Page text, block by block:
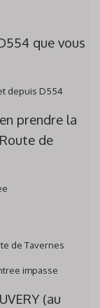
que vous
prendre la
de
(au